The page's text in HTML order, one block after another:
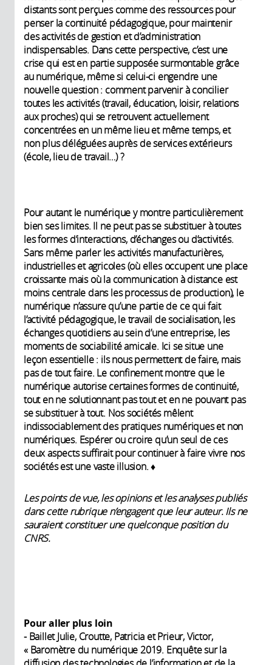
distants sont perçues comme des ressources pour
penser la continuité pédagogique, pour maintenir
des activités de gestion et d’administration
indispensables. Dans cette perspective, c’est une
crise qui est en partie supposée surmontable grâce
au numérique, même si celui-ci engendre une
nouvelle question : comment parvenir à concilier
toutes les activités (travail, éducation, loisir, relations
aux proches) qui se retrouvent actuellement
concentrées en un même lieu et même temps, et
non plus déléguées auprès de services extérieurs
(école, lieu de travail…) ?
Pour autant le numérique y montre particulièrement
bien ses limites. Il ne peut pas se substituer à toutes
les formes d’interactions, d’échanges ou d’activités.
Sans même parler les activités manufacturières,
industrielles et agricoles (où elles occupent une place
croissante mais où la communication à distance est
moins centrale dans les processus de production), le
numérique n’assure qu’une partie de ce qui fait
l’activité pédagogique, le travail de socialisation, les
échanges quotidiens au sein d’une entreprise, les
moments de sociabilité amicale. Ici se situe une
leçon essentielle : ils nous permettent de faire, mais
pas de tout faire. Le confinement montre que le
numérique autorise certaines formes de continuité,
tout en ne solutionnant pas tout et en ne pouvant pas
se substituer à tout. Nos sociétés mêlent
indissociablement des pratiques numériques et non
numériques. Espérer ou croire qu’un seul de ces
deux aspects suffirait pour continuer à faire vivre nos
sociétés est une vaste illusion. ♦
Les points de vue, les opinions et les analyses publiés
dans cette rubrique n’engagent que leur auteur. Ils ne
sauraient constituer une quelconque position du
CNRS.
Pour aller plus loin
- Baillet Julie, Croutte, Patricia et Prieur, Victor,
« Baromètre du numérique 2019. Enquête sur la